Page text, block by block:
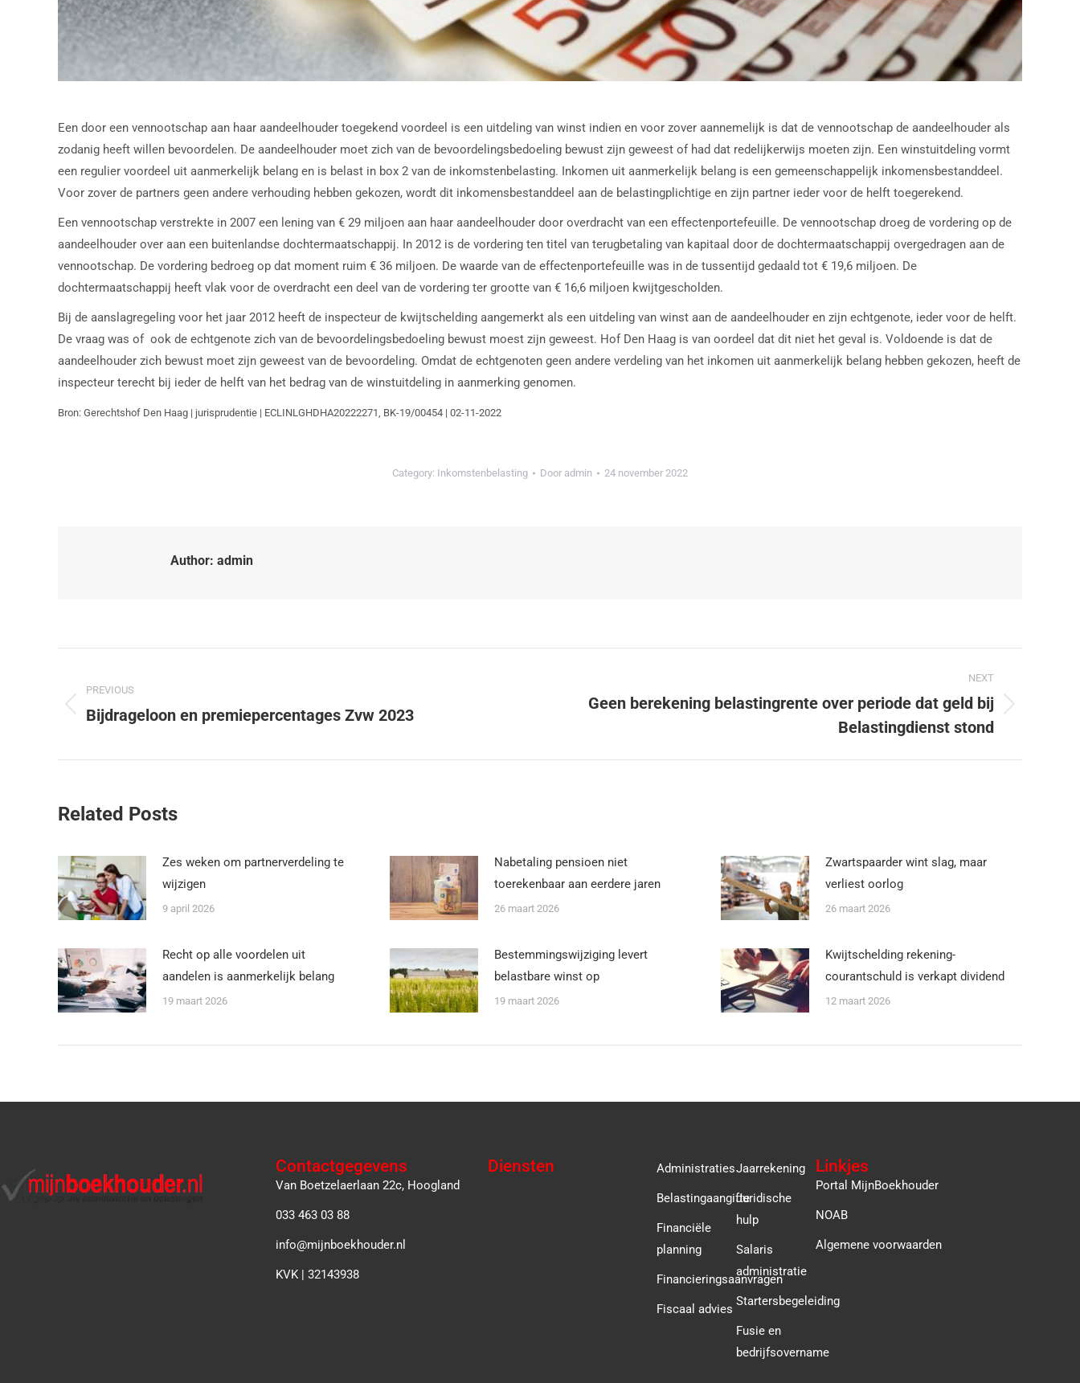
Een door een vennootschap aan haar aandeelhouder toegekend voordeel is een uitdeling van winst indien en voor zover aannemelijk is dat de vennootschap de aandeelhouder als
zodanig heeft willen bevoordelen. De aandeelhouder moet zich van de bevoordelingsbedoeling bewust zijn geweest of had dat redelijkerwijs moeten zijn. Een winstuitdeling vormt
een regulier voordeel uit aanmerkelijk belang en is belast in box 2 van de inkomstenbelasting. Inkomen uit aanmerkelijk belang is een gemeenschappelijk inkomensbestanddeel.
Voor zover de partners geen andere verhouding hebben gekozen, wordt dit inkomensbestanddeel aan de belastingplichtige en zijn partner ieder voor de helft toegerekend.
Een vennootschap verstrekte in 2007 een lening van € 29 miljoen aan haar aandeelhouder door overdracht van een effectenportefeuille. De vennootschap droeg de vordering op de
aandeelhouder over aan een buitenlandse dochtermaatschappij. In 2012 is de vordering ten titel van terugbetaling van kapitaal door de dochtermaatschappij overgedragen aan de
vennootschap. De vordering bedroeg op dat moment ruim € 36 miljoen. De waarde van de effectenportefeuille was in de tussentijd gedaald tot € 19,6 miljoen. De
dochtermaatschappij heeft vlak voor de overdracht een deel van de vordering ter grootte van € 16,6 miljoen kwijtgescholden.
Bij de aanslagregeling voor het jaar 2012 heeft de inspecteur de kwijtschelding aangemerkt als een uitdeling van winst aan de aandeelhouder en zijn echtgenote, ieder voor de helft.
De vraag was of ook de echtgenote zich van de bevoordelingsbedoeling bewust moest zijn geweest. Hof Den Haag is van oordeel dat dit niet het geval is. Voldoende is dat de
aandeelhouder zich bewust moet zijn geweest van de bevoordeling. Omdat de echtgenoten geen andere verdeling van het inkomen uit aanmerkelijk belang hebben gekozen, heeft de
inspecteur terecht bij ieder de helft van het bedrag van de winstuitdeling in aanmerking genomen.
Bron: Gerechtshof Den Haag | jurisprudentie | ECLINLGHDHA20222271, BK-19/00454 | 02-11-2022
Category: Inkomstenbelasting Door admin 24 november 2022
Author: admin
PREVIOUS
Bijdrageloon en premiepercentages Zvw 2023
NEXT
Geen berekening belastingrente over periode dat geld bij
Belastingdienst stond
Related Posts
Zes weken om partnerverdeling te
wijzigen
9 april 2026
Nabetaling pensioen niet
toerekenbaar aan eerdere jaren
26 maart 2026
Zwartspaarder wint slag, maar
verliest oorlog
26 maart 2026
Recht op alle voordelen uit
aandelen is aanmerkelijk belang
19 maart 2026
Bestemmingswijziging levert
belastbare winst op
19 maart 2026
Kwijtschelding rekening-
courantschuld is verkapt dividend
12 maart 2026
Contactgegevens
Van Boetzelaerlaan 22c, Hoogland
033 463 03 88
info@mijnboekhouder.nl
KVK | 32143938
Diensten Administraties
Belastingaangifte
Financiële
planning
Financieringsaanvragen
Fiscaal advies
Jaarrekening
Juridische
hulp
Salaris
administratie
Startersbegeleiding
Fusie en
bedrijfsovername
Linkjes
Portal MijnBoekhouder
NOAB
Algemene voorwaarden